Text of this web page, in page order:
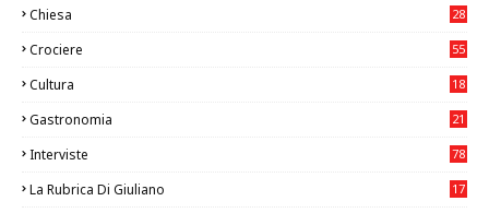
Chiesa
28
Crociere 55
Cultura
18
Gastronomia
21
Interviste 78
La Rubrica Di Giuliano
17